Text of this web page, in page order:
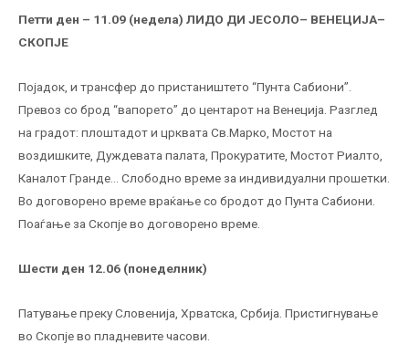
Петти ден – 11.09 (недела) ЛИДО ДИ ЈЕСОЛО– ВЕНЕЦИЈА–
СКОПЈЕ
Појадок, и трансфер до пристаништето “Пунта Сабиони”.
Превоз со брод “вапорето” до центарот на Венеција. Разглед
на градот: плоштадот и црквата Св.Марко, Мостот на
воздишките, Дуждевата палата, Прокуратите, Мостот Риалто,
Каналот Гранде… Слободно време за индивидуални прошетки.
Во договорено време враќање со бродот до Пунта Сабиони.
Поаѓање за Скопје во договорено време.
Шести ден 12.06 (понеделник)
Патување преку Словенија, Хрватска, Србија. Пристигнување
во Скопје во пладневите часови.